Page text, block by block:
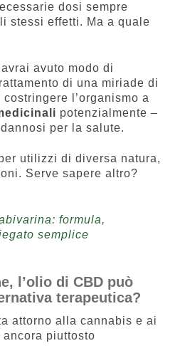
dosi sempre
stessi effetti. Ma a quale
avuto modo di
di una miriade di
l’organismo a
potenzialmente –
per la salute.
utilizzi di diversa natura,
Serve sapere altro?
formula,
semplice
l’olio di CBD può
terapeutica?
attorno alla cannabis e ai
piuttosto